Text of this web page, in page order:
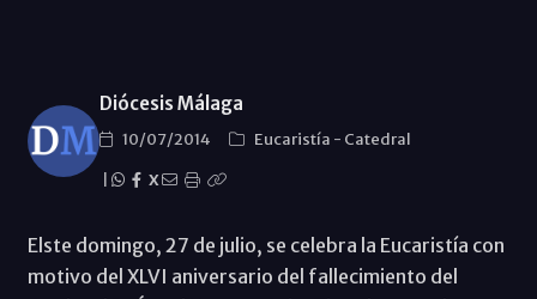
Diócesis Málaga
10/07/2014 Eucaristía - Catedral
X
Elste domingo, 27 de julio, se celebra la Eucaristía con
motivo del XLVI aniversario del fallecimiento del